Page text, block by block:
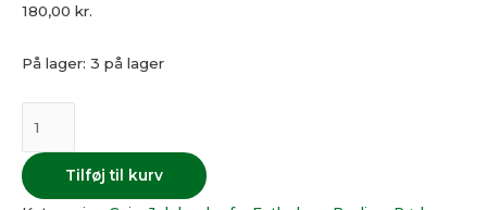
180,00 kr.
På lager: 3 på lager
Tilføj til kurv